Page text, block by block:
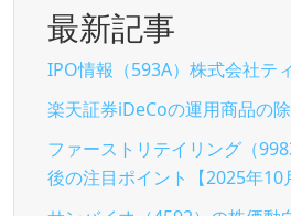
最新記事
IPO情報（593A）株式会社テ
楽天証券iDeCoの運用商品の
ファーストリテイリング（
後の注目ポイント【2025年10